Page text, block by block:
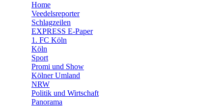
🛒 Shoppingwelt
Home
Veedelsreporter
Schlagzeilen
EXPRESS E-Paper
1. FC Köln
Köln
Sport
Promi und Show
Kölner Umland
NRW
Politik und Wirtschaft
Panorama